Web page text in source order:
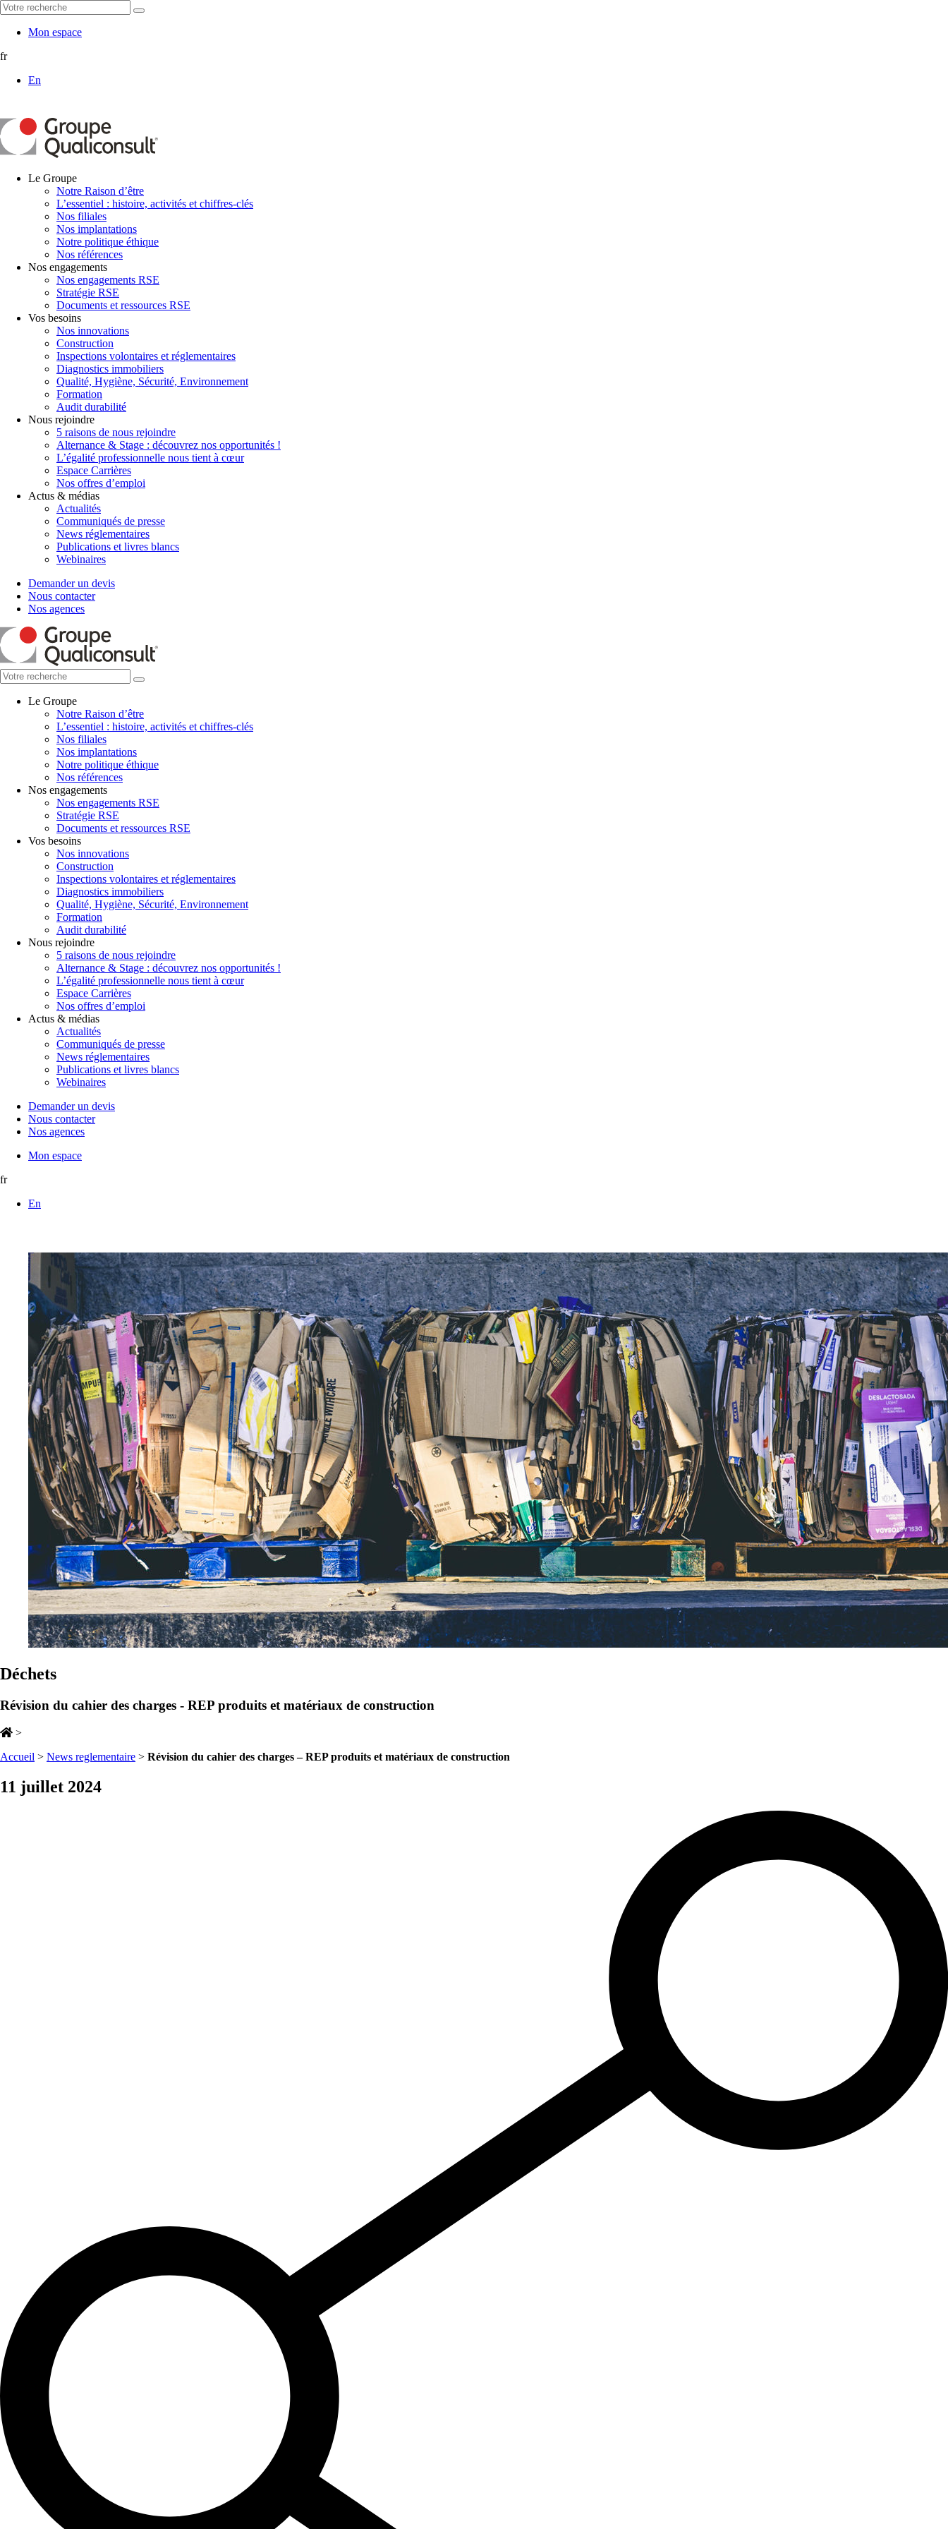
Mon espace
fr
En
Le Groupe
Notre Raison d’être
L’essentiel : histoire, activités et chiffres-clés
Nos filiales
Nos implantations
Notre politique éthique
Nos références
Nos engagements
Nos engagements RSE
Stratégie RSE
Documents et ressources RSE
Vos besoins
Nos innovations
Construction
Inspections volontaires et réglementaires
Diagnostics immobiliers
Qualité, Hygiène, Sécurité, Environnement
Formation
Audit durabilité
Nous rejoindre
5 raisons de nous rejoindre
Alternance & Stage : découvrez nos opportunités !
L’égalité professionnelle nous tient à cœur
Espace Carrières
Nos offres d’emploi
Actus & médias
Actualités
Communiqués de presse
News réglementaires
Publications et livres blancs
Webinaires
Demander un devis
Nous contacter
Nos agences
Le Groupe
Notre Raison d’être
L’essentiel : histoire, activités et chiffres-clés
Nos filiales
Nos implantations
Notre politique éthique
Nos références
Nos engagements
Nos engagements RSE
Stratégie RSE
Documents et ressources RSE
Vos besoins
Nos innovations
Construction
Inspections volontaires et réglementaires
Diagnostics immobiliers
Qualité, Hygiène, Sécurité, Environnement
Formation
Audit durabilité
Nous rejoindre
5 raisons de nous rejoindre
Alternance & Stage : découvrez nos opportunités !
L’égalité professionnelle nous tient à cœur
Espace Carrières
Nos offres d’emploi
Actus & médias
Actualités
Communiqués de presse
News réglementaires
Publications et livres blancs
Webinaires
Demander un devis
Nous contacter
Nos agences
Mon espace
fr
En
Déchets
Révision du cahier des charges - REP produits et matériaux de construction
>
Accueil > News reglementaire > Révision du cahier des charges – REP produits et matériaux de construction
11 juillet 2024